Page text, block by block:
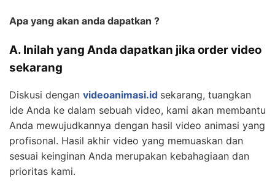
Apa yang akan anda dapatkan ?
A. Inilah yang Anda dapatkan jika order video
sekarang
Diskusi dengan videoanimasi.id sekarang, tuangkan
ide Anda ke dalam sebuah video, kami akan membantu
Anda mewujudkannya dengan hasil video animasi yang
profisonal. Hasil akhir video yang memuaskan dan
sesuai keinginan Anda merupakan kebahagiaan dan
prioritas kami.